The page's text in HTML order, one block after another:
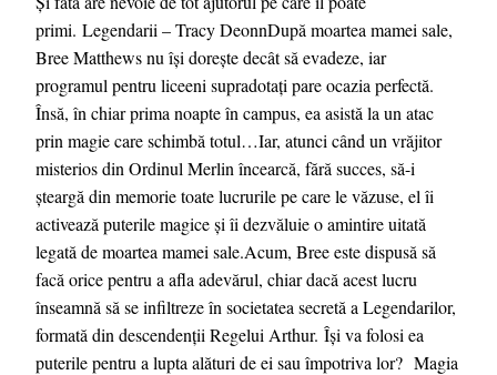
primi. Legendarii – Tracy DeonnDupă moartea mamei sale,
Bree Matthews nu își dorește decât să evadeze, iar
programul pentru liceeni supradotați pare ocazia perfectă.
Însă, în chiar prima noapte în campus, ea asistă la un atac
prin magie care schimbă totul…Iar, atunci când un vrăjitor
misterios din Ordinul Merlin încearcă, fără succes, să-i
șteargă din memorie toate lucrurile pe care le văzuse, el îi
activează puterile magice și îi dezvăluie o amintire uitată
legată de moartea mamei sale.Acum, Bree este dispusă să
facă orice pentru a afla adevărul, chiar dacă acest lucru
înseamnă să se infiltreze în societatea secretă a Legendarilor,
formată din descendenții Regelui Arthur. Își va folosi ea
puterile pentru a lupta alături de ei sau împotriva lor? Magia